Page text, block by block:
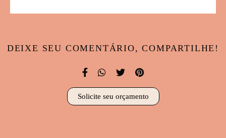
DEIXE SEU COMENTÁRIO, COMPARTILHE!
Solicite seu orçamento